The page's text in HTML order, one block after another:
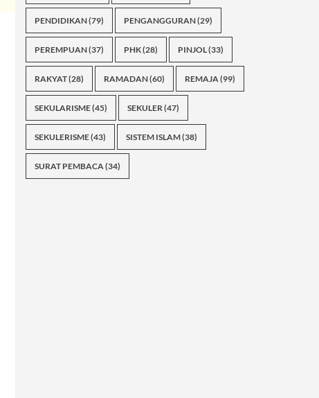
PENDIDIKAN(79) PENGANGGURAN(29)
PEREMPUAN(37) PHK(28) PINJOL(33)
RAKYAT(28) RAMADAN(60) REMAJA(99)
SEKULARISME(45) SEKULER(47)
SEKULERISME(43) SISTEM ISLAM(38)
SURAT PEMBACA(34)